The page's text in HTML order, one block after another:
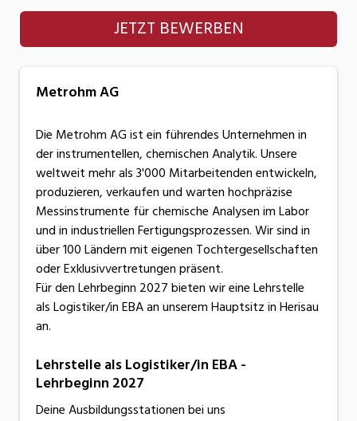
Metrohm AG
JETZT BEWERBEN
Metrohm AG
Die Metrohm AG ist ein führendes Unternehmen in
der instrumentellen, chemischen Analytik. Unsere
weltweit mehr als 3'000 Mitarbeitenden entwickeln,
produzieren, verkaufen und warten hochpräzise
Messinstrumente für chemische Analysen im Labor
und in industriellen Fertigungsprozessen. Wir sind in
über 100 Ländern mit eigenen Tochtergesellschaften
oder Exklusivvertretungen präsent.
Für den Lehrbeginn 2027 bieten wir eine Lehrstelle
als Logistiker/in EBA an unserem Hauptsitz in Herisau
an.
Lehrstelle als Logistiker/in EBA -
Lehrbeginn 2027
Deine Ausbildungsstationen bei uns